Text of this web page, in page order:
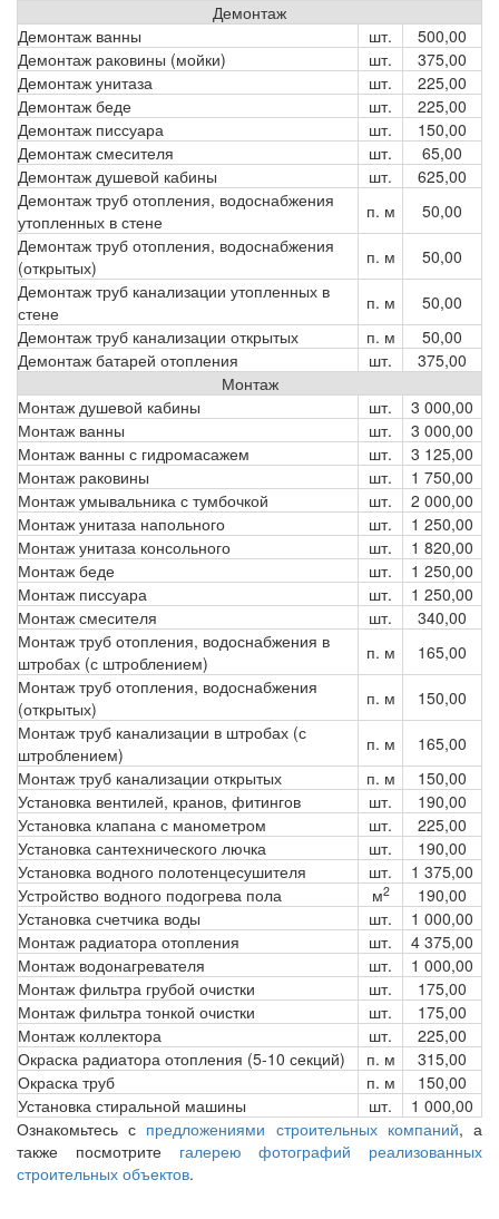
Демонтаж
Демонтаж ванны
шт.
500,00
Демонтаж раковины (мойки)
шт.
375,00
Демонтаж унитаза
шт.
225,00
Демонтаж беде
шт.
225,00
Демонтаж писсуара
шт.
150,00
Демонтаж смесителя
шт.
65,00
Демонтаж душевой кабины
шт.
625,00
Демонтаж труб отопления, водоснабжения
утопленных в стене
п. м
50,00
Демонтаж труб отопления, водоснабжения
(открытых)
п. м
50,00
Демонтаж труб канализации утопленных в
стене
п. м
50,00
Демонтаж труб канализации открытых
п. м
50,00
Демонтаж батарей отопления
шт.
375,00
Монтаж
Монтаж душевой кабины
шт.
3 000,00
Монтаж ванны
шт.
3 000,00
Монтаж ванны с гидромасажем
шт.
3 125,00
Монтаж раковины
шт.
1 750,00
Монтаж умывальника с тумбочкой
шт.
2 000,00
Монтаж унитаза напольного
шт.
1 250,00
Монтаж унитаза консольного
шт.
1 820,00
Монтаж беде
шт.
1 250,00
Монтаж писсуара
шт.
1 250,00
Монтаж смесителя
шт.
340,00
Монтаж труб отопления, водоснабжения в
штробах (с штроблением)
п. м
165,00
Монтаж труб отопления, водоснабжения
(открытых)
п. м
150,00
Монтаж труб канализации в штробах (с
штроблением)
п. м
165,00
Монтаж труб канализации открытых
п. м
150,00
Установка вентилей, кранов, фитингов
шт.
190,00
Установка клапана с манометром
шт.
225,00
Установка сантехнического лючка
шт.
190,00
Установка водного полотенцесушителя
шт.
1 375,00
Устройство водного подогрева пола
м2
190,00
Установка счетчика воды
шт.
1 000,00
Монтаж радиатора отопления
шт.
4 375,00
Монтаж водонагревателя
шт.
1 000,00
Монтаж фильтра грубой очистки
шт.
175,00
Монтаж фильтра тонкой очистки
шт.
175,00
Монтаж коллектора
шт.
225,00
Окраска радиатора отопления (5-10 секций)
п. м
315,00
Окраска труб
п. м
150,00
Установка стиральной машины
шт.
1 000,00
Ознакомьтесь с предложениями строительных компаний, а
также посмотрите галерею фотографий реализованных
строительных объектов.